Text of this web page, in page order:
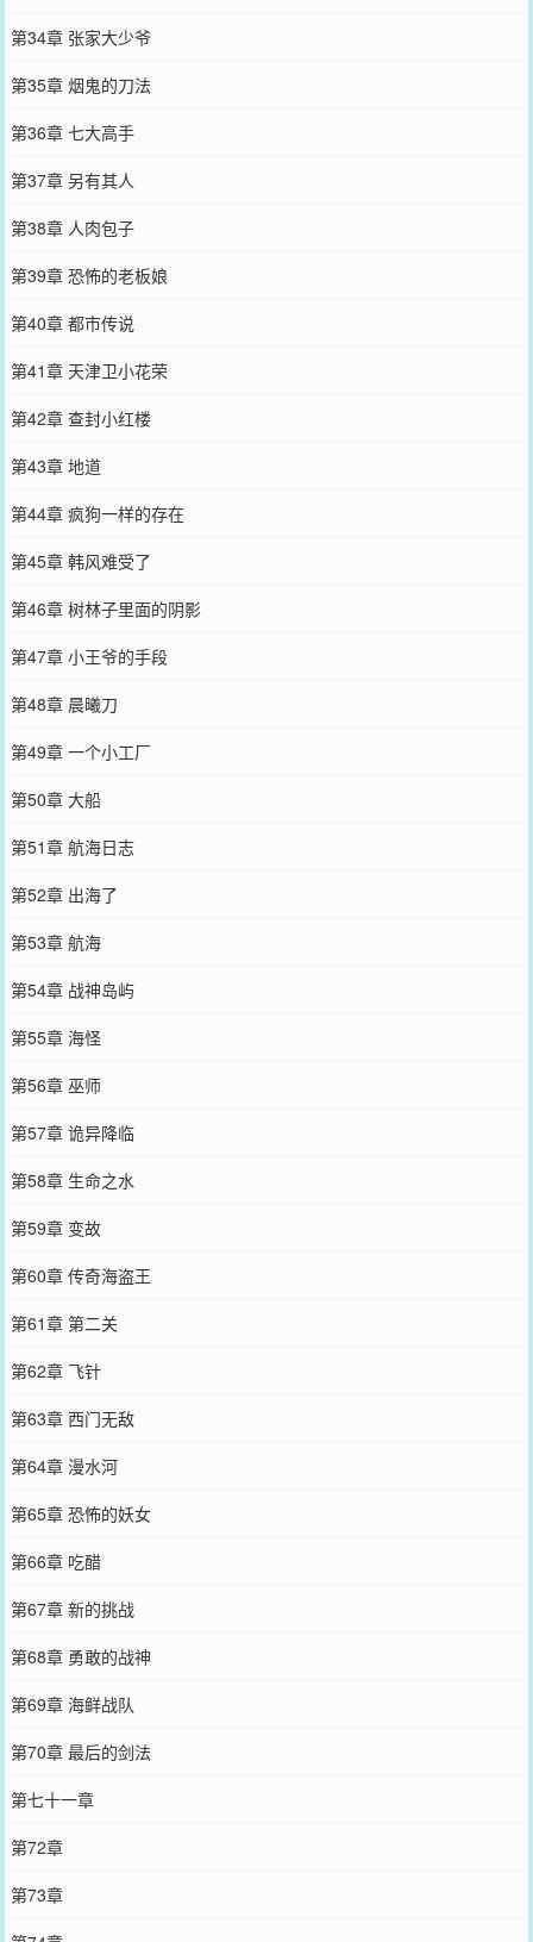
第34章 张家大少爷
第35章 烟鬼的刀法
第36章 七大高手
第37章 另有其人
第38章 人肉包子
第39章 恐怖的老板娘
第40章 都市传说
第41章 天津卫小花荣
第42章 查封小红楼
第43章 地道
第44章 疯狗一样的存在
第45章 韩风难受了
第46章 树林子里面的阴影
第47章 小王爷的手段
第48章 晨曦刀
第49章 一个小工厂
第50章 大船
第51章 航海日志
第52章 出海了
第53章 航海
第54章 战神岛屿
第55章 海怪
第56章 巫师
第57章 诡异降临
第58章 生命之水
第59章 变故
第60章 传奇海盗王
第61章 第二关
第62章 飞针
第63章 西门无敌
第64章 漫水河
第65章 恐怖的妖女
第66章 吃醋
第67章 新的挑战
第68章 勇敢的战神
第69章 海鲜战队
第70章 最后的剑法
第七十一章
第72章
第73章